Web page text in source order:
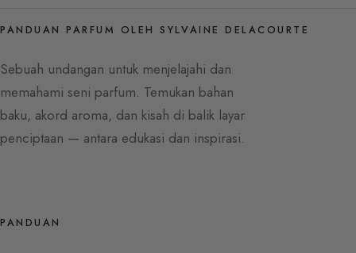
PANDUAN PARFUM OLEH SYLVAINE DELACOURTE
Sebuah undangan untuk menjelajahi dan
memahami seni parfum. Temukan bahan
baku, akord aroma, dan kisah di balik layar
penciptaan — antara edukasi dan inspirasi.
PANDUAN